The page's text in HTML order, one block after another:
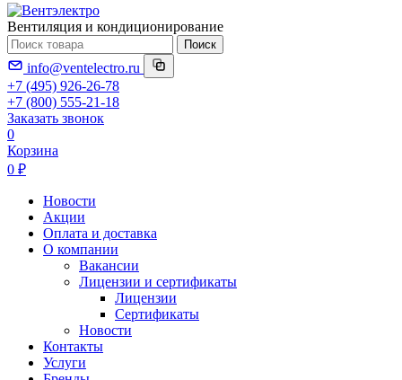
Вентиляция и кондиционирование
Поиск
info@ventelectro.ru
+7 (495) 926-26-78
+7 (800) 555-21-18
Заказать звонок
0
Корзина
0 ₽
Новости
Акции
Оплата и доставка
О компании
Вакансии
Лицензии и сертификаты
Лицензии
Сертификаты
Новости
Контакты
Услуги